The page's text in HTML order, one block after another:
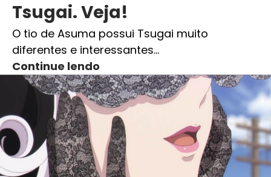
Tsugai. Veja!
O tio de Asuma possui Tsugai muito
diferentes e interessantes…
Continue lendo